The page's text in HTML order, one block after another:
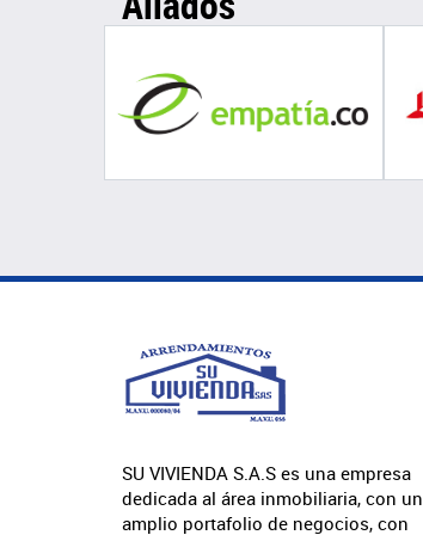
SU VIVIENDA S.A.S es una empresa
dedicada al área inmobiliaria, con un
amplio portafolio de negocios, con